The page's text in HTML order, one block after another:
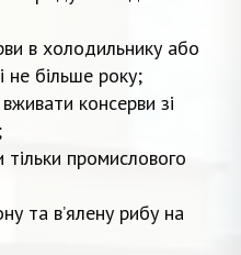
в холодильнику або
не більше року;
консерви зі
промислового
та в’ялену рибу на